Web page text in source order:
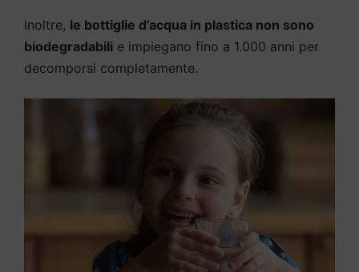
Inoltre, le bottiglie d’acqua in plastica non sono
biodegradabili e impiegano fino a 1.000 anni per
decomporsi completamente.